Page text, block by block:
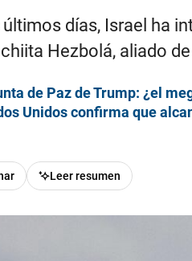
últimos días, Israel ha
Hezbolá, aliado
de Paz de Trump: ¿el
Unidos confirma que
Leer resumen